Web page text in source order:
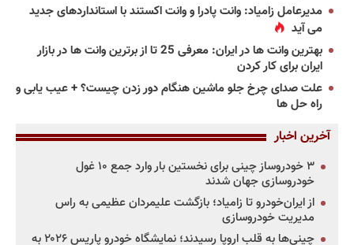
مدیرعامل زامیاد: وانت پادرا و وانت اکستند با استانداردهای جدید
می آید
بهترین وانت ها در ایران: معرفی 25 تا از برترین وانت ها در بازار
ایران برای کار کردن
علت صدای چرخ جلو ماشین هنگام دور زدن چیست؟ + عیب یابی و
راه حل ها
آخرین اخبار
۳ خودروساز چینی برای نخستین بار وارد جمع ۱۰ غول
خودروسازی جهان شدند
از ایران‌خودرو تا زامیاد؛ بازگشت علیمردان عظیمی به راس
مدیریت خودروسازی
چینی‌ها به قلب اروپا رسیدند؛ نمایشگاه خودرو پاریس ۲۰۲۶ به